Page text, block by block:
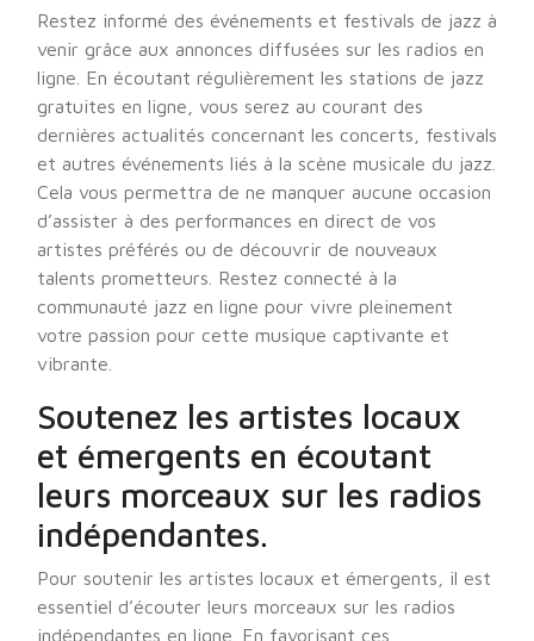
Restez informé des événements et festivals de jazz à
venir grâce aux annonces diffusées sur les radios en
ligne. En écoutant régulièrement les stations de jazz
gratuites en ligne, vous serez au courant des
dernières actualités concernant les concerts, festivals
et autres événements liés à la scène musicale du jazz.
Cela vous permettra de ne manquer aucune occasion
d’assister à des performances en direct de vos
artistes préférés ou de découvrir de nouveaux
talents prometteurs. Restez connecté à la
communauté jazz en ligne pour vivre pleinement
votre passion pour cette musique captivante et
vibrante.
Soutenez les artistes locaux
et émergents en écoutant
leurs morceaux sur les radios
indépendantes.
Pour soutenir les artistes locaux et émergents, il est
essentiel d’écouter leurs morceaux sur les radios
indépendantes en ligne. En favorisant ces